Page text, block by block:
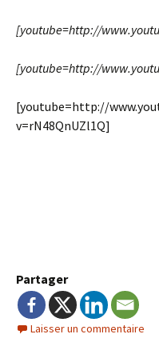
[youtube=http://
[youtube=http://
[youtube=http://
v=rN48QnUZl1Q]
Partager
Laisser un commentaire